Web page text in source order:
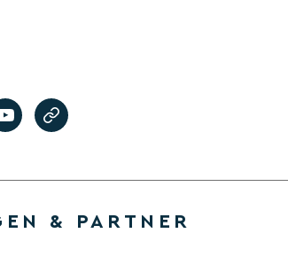
& PARTNER